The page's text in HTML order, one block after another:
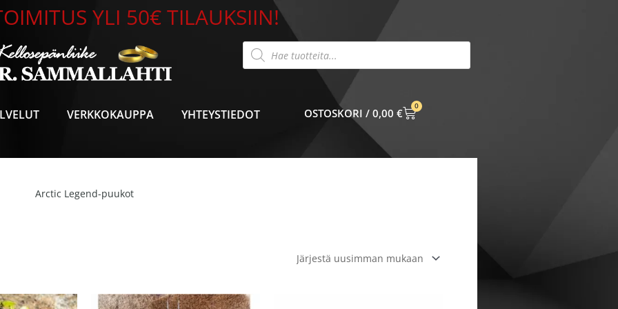
YLI 50€ TILAUKSIIN!
Products
search
VERKKOKAUPPA YHTEYSTIEDOT 0,00 €
0
CART
Arctic Legend-puukot